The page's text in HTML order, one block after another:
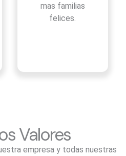
mas familias
felices.
Valores
empresa y todas nuestras